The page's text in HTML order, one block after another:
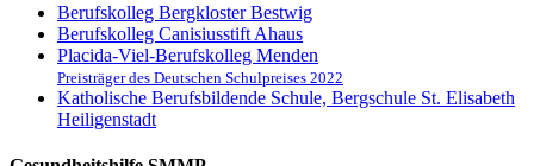
Berufskolleg Bergkloster Bestwig
Berufskolleg Canisiusstift Ahaus
Placida-Viel-Berufskolleg Menden
Preisträger des Deutschen Schulpreises 2022
Katholische Berufsbildende Schule, Bergschule St. Elisabeth
Heiligenstadt